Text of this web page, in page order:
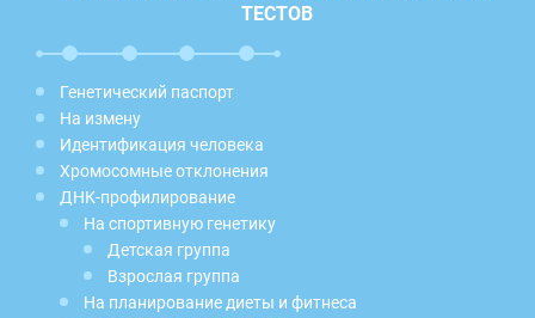
ТЕСТОВ
Генетический паспорт
На измену
Идентификация человека
Хромосомные отклонения
ДНК-профилирование
На спортивную генетику
Детская группа
Взрослая группа
На планирование диеты и фитнеса